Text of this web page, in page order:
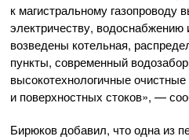
к магистральному газопроводу
электричеству, водоснабжению
возведены котельная,
пункты, современный
высокотехнологичные
и поверхностных стоков», —
Бирюков добавил, что одна из